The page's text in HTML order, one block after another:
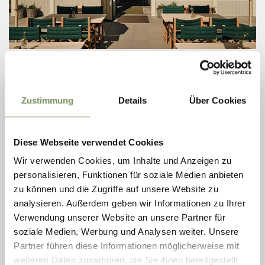
Zustimmung Details Über Cookies
Diese Webseite verwendet Cookies
Wir verwenden Cookies, um Inhalte und Anzeigen zu
personalisieren, Funktionen für soziale Medien anbieten
zu können und die Zugriffe auf unsere Website zu
analysieren. Außerdem geben wir Informationen zu Ihrer
Verwendung unserer Website an unsere Partner für
soziale Medien, Werbung und Analysen weiter. Unsere
Partner führen diese Informationen möglicherweise mit
weiteren Daten zusammen, die Sie ihnen bereitgestellt
zaterdag
08:00 - 21:00
woensdag
10:00 - 18:00
rotwand@hotel-miramonti.com
hotel-miramonti.com